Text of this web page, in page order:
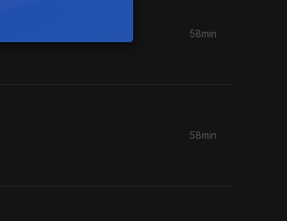
58min
58min